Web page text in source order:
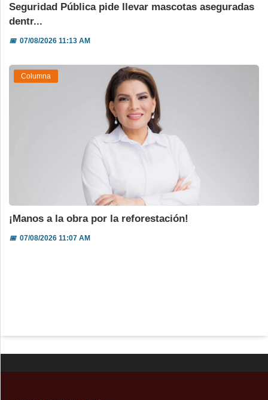
Seguridad Pública pide llevar mascotas aseguradas
dentr...
📅07/08/2026 11:13 AM
Columna
¡Manos a la obra por la reforestación!
📅07/08/2026 11:07 AM